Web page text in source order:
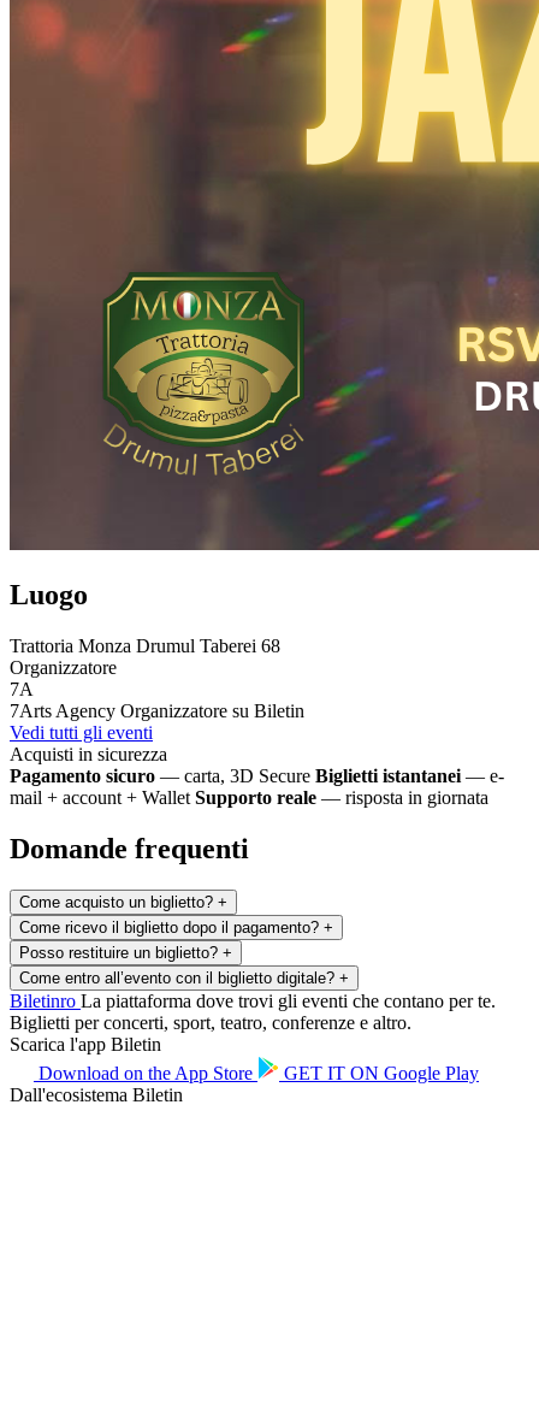
Luogo
Trattoria Monza Drumul Taberei 68
Organizzatore
7A
7Arts Agency Organizzatore su Biletin
Vedi tutti gli eventi
Acquisti in sicurezza
Pagamento sicuro — carta, 3D Secure Biglietti istantanei — e-
mail + account + Wallet Supporto reale — risposta in giornata
Domande frequenti
Come acquisto un biglietto? +
Come ricevo il biglietto dopo il pagamento? +
Posso restituire un biglietto? +
Come entro all’evento con il biglietto digitale? +
Biletinro La piattaforma dove trovi gli eventi che contano per te.
Biglietti per concerti, sport, teatro, conferenze e altro.
Scarica l'app Biletin
Download on the App Store GET IT ON Google Play
Dall'ecosistema Biletin